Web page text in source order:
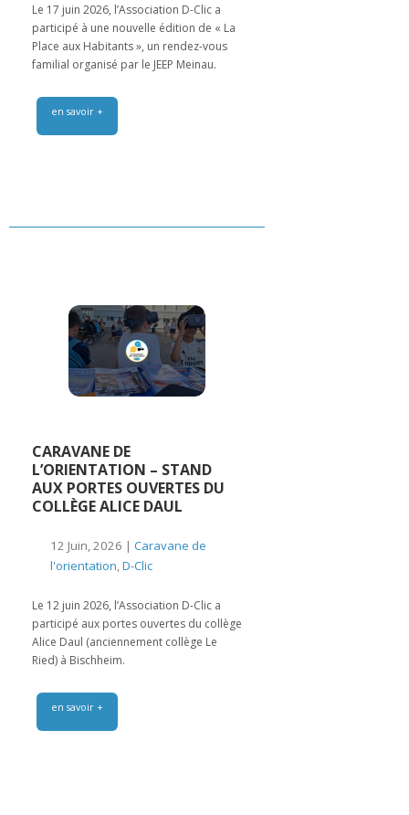
Le 17 juin 2026, l’Association D-Clic a
participé à une nouvelle édition de « La
Place aux Habitants », un rendez-vous
familial organisé par le JEEP Meinau.
en savoir +
CARAVANE DE
L’ORIENTATION – STAND
AUX PORTES OUVERTES DU
COLLÈGE ALICE DAUL
12 Juin, 2026 | Caravane de
l'orientation,D-Clic
Le 12 juin 2026, l’Association D-Clic a
participé aux portes ouvertes du collège
Alice Daul (anciennement collège Le
Ried) à Bischheim.
en savoir +